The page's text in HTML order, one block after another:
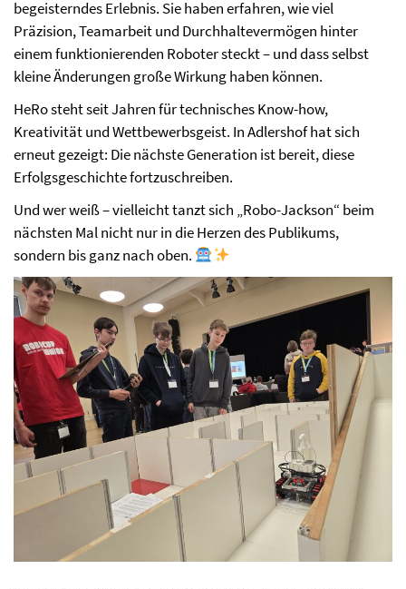
begeisterndes Erlebnis. Sie haben erfahren, wie viel
Präzision, Teamarbeit und Durchhaltevermögen hinter
einem funktionierenden Roboter steckt – und dass selbst
kleine Änderungen große Wirkung haben können.
HeRo steht seit Jahren für technisches Know-how,
Kreativität und Wettbewerbsgeist. In Adlershof hat sich
erneut gezeigt: Die nächste Generation ist bereit, diese
Erfolgsgeschichte fortzuschreiben.
Und wer weiß – vielleicht tanzt sich „Robo-Jackson“ beim
nächsten Mal nicht nur in die Herzen des Publikums,
sondern bis ganz nach oben.